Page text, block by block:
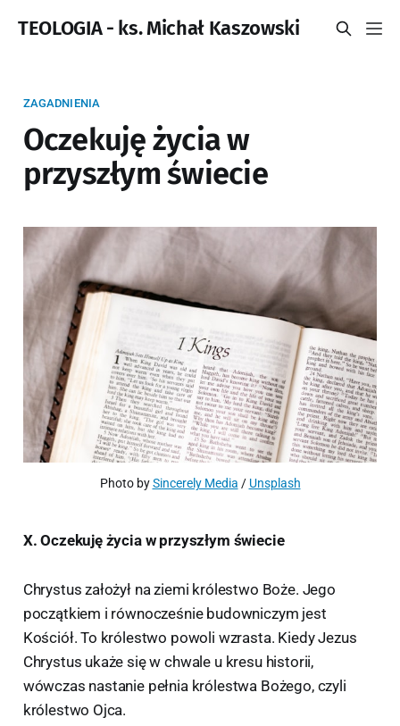
TEOLOGIA - ks. Michał Kaszowski
ZAGADNIENIA
Oczekuję życia w
przyszłym świecie
Photo by Sincerely Media / Unsplash
X. Oczekuję życia w przyszłym świecie
Chrystus założył na ziemi królestwo Boże. Jego
początkiem i równocześnie budowniczym jest
Kościół. To królestwo powoli wzrasta. Kiedy Jezus
Chrystus ukaże się w chwale u kresu historii,
wówczas nastanie pełnia królestwa Bożego, czyli
królestwo Ojca.